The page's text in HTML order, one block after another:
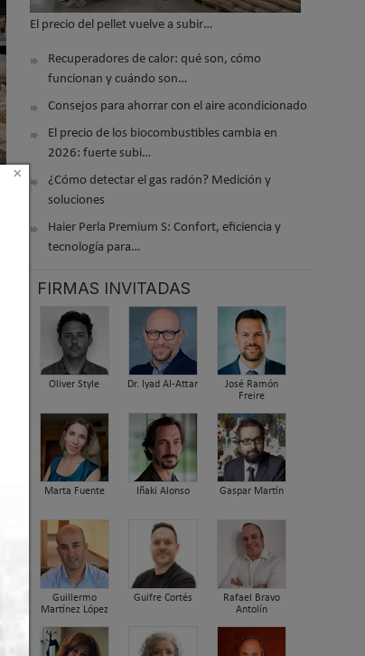
El precio del pellet vuelve a subir…
Recuperadores de calor: qué son, cómo
funcionan y cuándo son…
Consejos para ahorrar con el aire acondicionado
El precio de los biocombustibles cambia en
2026: fuerte subi…
¿Cómo detectar el gas radón? Medición y
soluciones
Haier Perla Premium S: Confort, eficiencia y
tecnología para…
FIRMAS INVITADAS
Oliver Style Dr. Iyad Al-Attar
José Ramón
Freire
Marta Fuente Iñaki Alonso Gaspar Martín
Guillermo
Martínez López
Guifre Cortés
Rafael Bravo
Antolín
×